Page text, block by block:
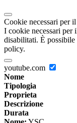
Cookie necessari per
I cookie necessari per
disabilitati. È
policy.
youtube.com
Nome
Tipologia
Proprieta
Descrizione
Durata